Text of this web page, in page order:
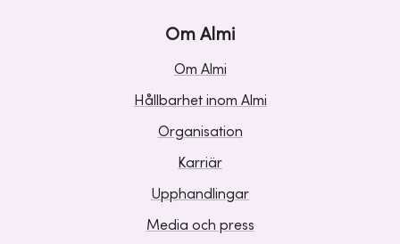
Om Almi
Om Almi
Hållbarhet inom Almi
Organisation
Karriär
Upphandlingar
Media och press